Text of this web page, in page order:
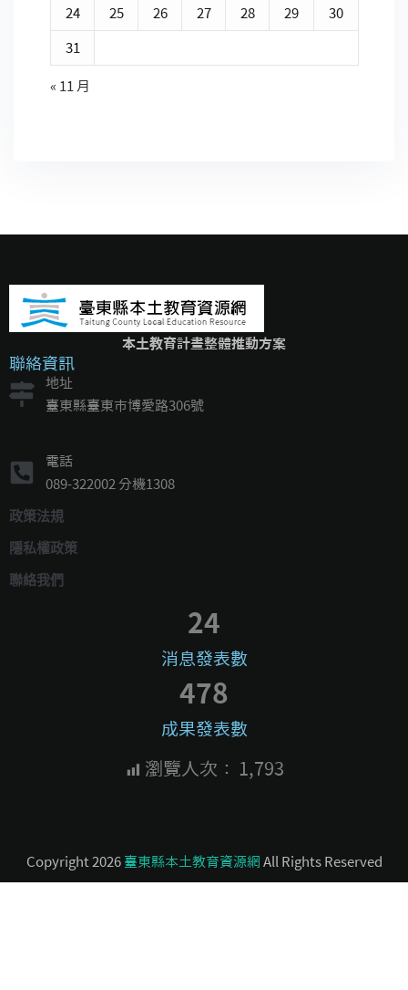
24 25 26 27 28 29 30
31
« 11 月
本土教育計畫整體推動方案
聯絡資訊
地址
臺東縣臺東市博愛路306號
電話
089-322002 分機1308
政策法規
隱私權政策
聯絡我們
消息發表數
24
成果發表數
478
瀏覽人次： 1,793
Copyright 2026 臺東縣本土教育資源網 All Rights Reserved